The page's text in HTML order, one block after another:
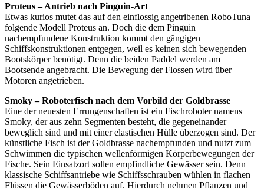
Proteus – Antrieb nach Pinguin-Art
Etwas kurios mutet das auf den einflossig angetribenen RoboTuna
folgende Modell Proteus an. Doch die dem Pinguin
nachempfundene Konstruktion kommt den gängigen
Schiffskonstruktionen entgegen, weil es keinen sich bewegenden
Bootskörper benötigt. Denn die beiden Paddel werden am
Bootsende angebracht. Die Bewegung der Flossen wird über
Motoren angetrieben.
Smoky – Roboterfisch nach dem Vorbild der Goldbrasse
Eine der neuesten Errungenschaften ist ein Fischroboter namens
Smoky, der aus zehn Segmenten besteht, die gegeneinander
beweglich sind und mit einer elastischen Hülle überzogen sind. Der
künstliche Fisch ist der Goldbrasse nachempfunden und nutzt zum
Schwimmen die typischen wellenförmigen Körperbewegungen der
Fische. Sein Einsatzort sollen empfindliche Gewässer sein. Denn
klassische Schiffsantriebe wie Schiffsschrauben wühlen in flachen
Flüssen die Gewässerböden auf. Hierdurch nehmen Pflanzen und